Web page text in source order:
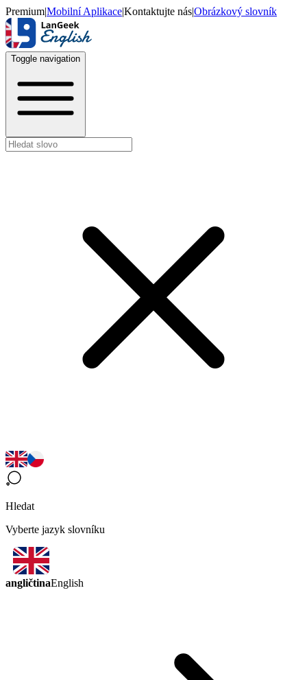
Premium|Mobilní Aplikace|Kontaktujte nás|Obrázkový slovník
Toggle navigation
Hledat
Vyberte jazyk slovníku
angličtinaEnglish